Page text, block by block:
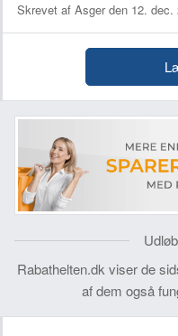
Skrevet af Asger den 12. dec.
Rabathelten.dk viser de
af dem også